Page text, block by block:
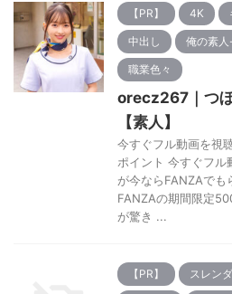
【PR】 4K
中出し 俺の素
職業色々
orecz267｜つ
【素人】
今すぐフル動画を視
ポイント 今すぐフル
が今ならFANZAでも
FANZAの期間限定
が驚き ...
【PR】 スレン